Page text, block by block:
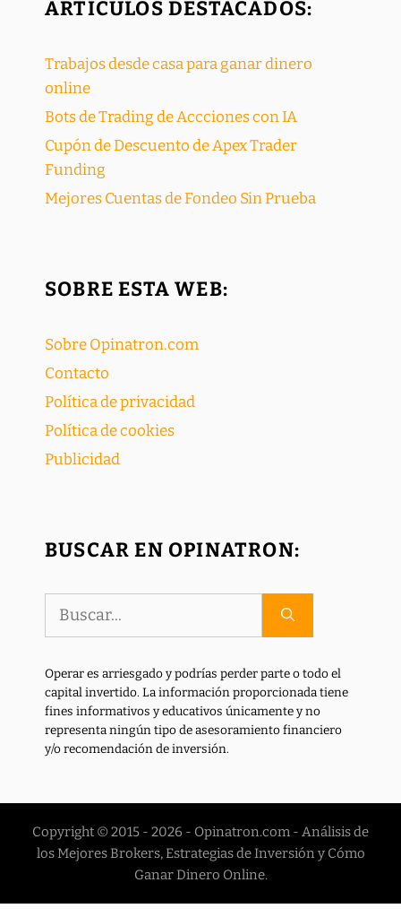
ARTÍCULOS DESTACADOS:
Trabajos desde casa para ganar dinero
online
Bots de Trading de Accciones con IA
Cupón de Descuento de Apex Trader
Funding
Mejores Cuentas de Fondeo Sin Prueba
SOBRE ESTA WEB:
Sobre Opinatron.com
Contacto
Política de privacidad
Política de cookies
Publicidad
BUSCAR EN OPINATRON:
Buscar:
Operar es arriesgado y podrías perder parte o todo el
capital invertido. La información proporcionada tiene
fines informativos y educativos únicamente y no
representa ningún tipo de asesoramiento financiero
y/o recomendación de inversión.
Copyright © 2015 - 2026 - Opinatron.com - Análisis de
los Mejores Brokers, Estrategias de Inversión y Cómo
Ganar Dinero Online.